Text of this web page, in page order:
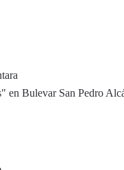
en Bulevar San Pedro